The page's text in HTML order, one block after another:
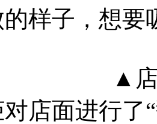
样子，想要
▲
店面进行了